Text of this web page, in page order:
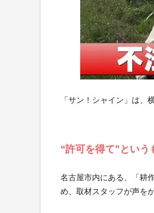
「サン！シャイン」は、
“許可を得て”という
名古屋市内にある、「耕
め、取材スタッフが声を